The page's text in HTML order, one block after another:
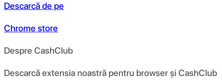
Descarcă de pe
Chrome store
Despre CashClub
Descarcă extensia noastră pentru browser și CashClub